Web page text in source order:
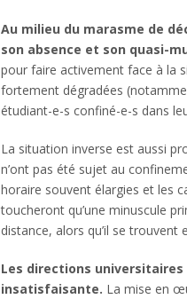
Au milieu du marasme de
son absence et son quasi-
pour faire activement face à la
fortement dégradées
étudiant-e-s confiné-e-s dans
La situation inverse est aussi
n’ont pas été sujet au
horaire souvent élargies et les
toucheront qu’une minuscule
distance, alors qu’il se trouvent
Les directions
insatisfaisante. La mise en